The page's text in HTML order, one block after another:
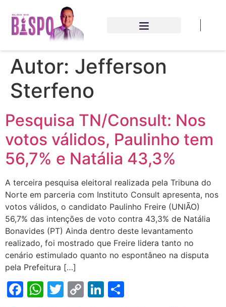
Autor: Jefferson
Sterfeno
Pesquisa TN/Consult: Nos
votos válidos, Paulinho tem
56,7% e Natália 43,3%
A terceira pesquisa eleitoral realizada pela Tribuna do
Norte em parceria com Instituto Consult apresenta, nos
votos válidos, o candidato Paulinho Freire (UNIÃO)
56,7% das intenções de voto contra 43,3% de Natália
Bonavides (PT) Ainda dentro deste levantamento
realizado, foi mostrado que Freire lidera tanto no
cenário estimulado quanto no espontâneo na disputa
pela Prefeitura […]
Facebook
WhatsApp
Twitter
CopyLinkedIn